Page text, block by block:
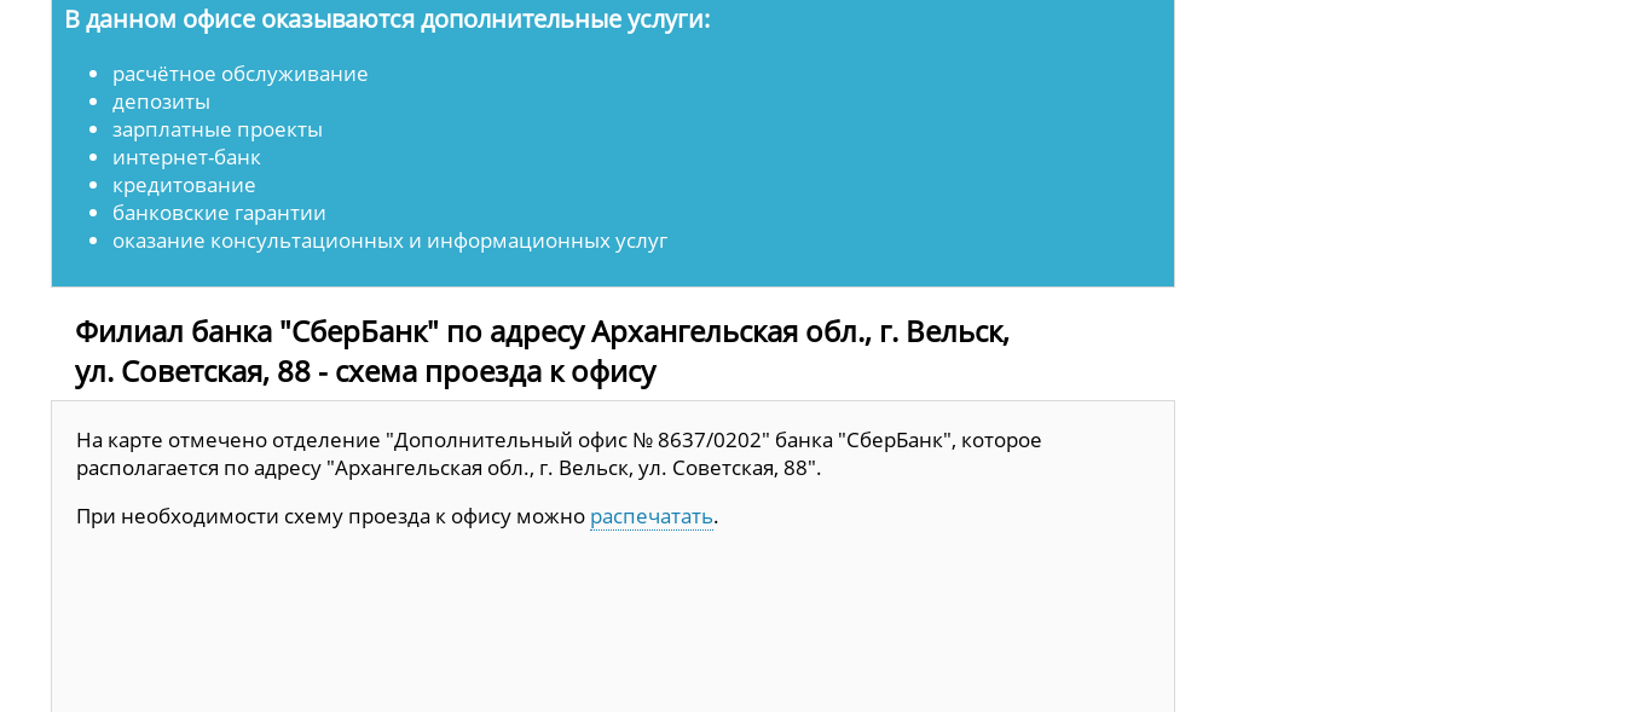
В данном офисе оказываются дополнительные услуги:
расчётное обслуживание
депозиты
зарплатные проекты
интернет-банк
кредитование
банковские гарантии
оказание консультационных и информационных услуг
Филиал банка "СберБанк" по адресу Архангельская обл., г. Вельск,
ул. Советская, 88 - схема проезда к офису
На карте отмечено отделение "Дополнительный офис № 8637/0202" банка "СберБанк", которое
располагается по адресу "Архангельская обл., г. Вельск, ул. Советская, 88".
При необходимости схему проезда к офису можно распечатать.